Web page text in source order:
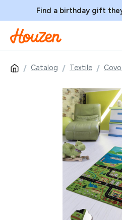
Find a birthday gift
Catalog Textile